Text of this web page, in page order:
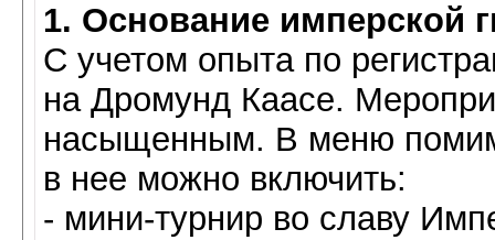
1. Основание имперской
С учетом опыта по
на Дромунд Каасе.
насыщенным. В меню
в нее можно включить:
- мини-турнир во славу